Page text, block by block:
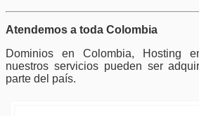
Atendemos a toda Colombia
Dominios en Colombia, Hosting
nuestros servicios pueden ser
parte del país.